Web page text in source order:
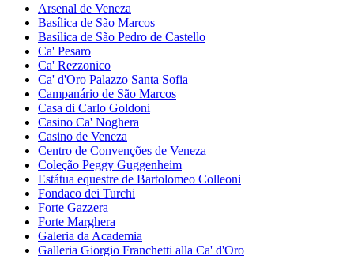
Arsenal de Veneza
Basílica de São Marcos
Basílica de São Pedro de Castello
Ca' Pesaro
Ca' Rezzonico
Ca' d'Oro Palazzo Santa Sofia
Campanário de São Marcos
Casa di Carlo Goldoni
Casino Ca' Noghera
Casino de Veneza
Centro de Convenções de Veneza
Coleção Peggy Guggenheim
Estátua equestre de Bartolomeo Colleoni
Fondaco dei Turchi
Forte Gazzera
Forte Marghera
Galeria da Academia
Galleria Giorgio Franchetti alla Ca' d'Oro